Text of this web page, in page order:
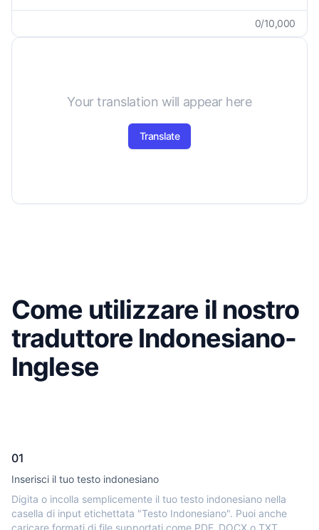
0/10,000
Your translation will appear here
Translate
Come utilizzare il nostro
traduttore Indonesiano-
Inglese
01
Inserisci il tuo testo indonesiano
Digita o incolla semplicemente il tuo testo indonesiano nella
casella di input etichettata "Testo Indonesiano". Puoi anche
caricare formati di file supportati come PDF, DOCX o TXT.